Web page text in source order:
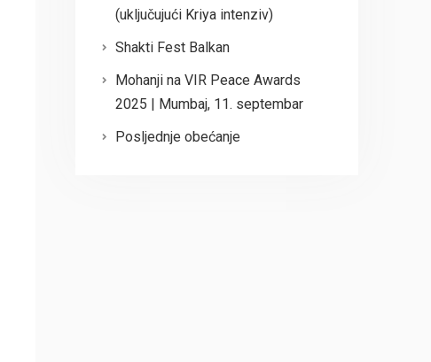
(uključujući Kriya intenziv)
Shakti Fest Balkan
Mohanji na VIR Peace Awards
2025 | Mumbaj, 11. septembar
Posljednje obećanje